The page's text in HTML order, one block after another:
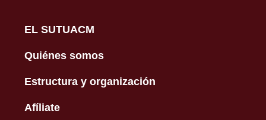
EL SUTUACM
Quiénes somos
Estructura y organización
Afíliate